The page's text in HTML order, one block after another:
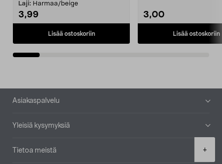
+
Laji: Harmaa/beige
3,99
Lisää ostoskoriin
3,00
Lisää ostoskoriin
Alatunniste
Asiakaspalvelu
Yleisiä kysymyksiä
Tietoa meistä